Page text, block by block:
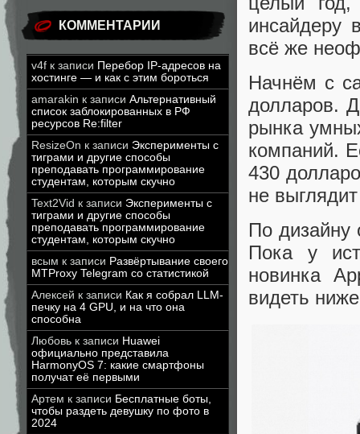
КОММЕНТАРИИ
v4f к записи Перебор IP-адресов на
хостинге — и как с этим бороться
amarakin к записи Альтернативный
список заблокированных в РФ
ресурсов Re:filter
ResizeOn к записи Эксперименты с
тиграми и другие способы
преподавать программирование
студентам, которым скучно
Text2Vid к записи Эксперименты с
тиграми и другие способы
преподавать программирование
студентам, которым скучно
всым к записи Развёртывание своего
MTProxy Telegram со статистикой
Алексей к записи Как я собрал LLM-
печку на 4 GPU, и на что она
способна
Любовь к записи Huawei
официально представила
HarmonyOS 7: какие смартфоны
получат её первыми
Артем к записи Бесплатные боты,
чтобы раздеть девушку по фото в
2024
инсайдеру
всё же
Начнём с
долларов.
рынка
компаний.
430
не
По дизайну
Пока у
новинка
видеть